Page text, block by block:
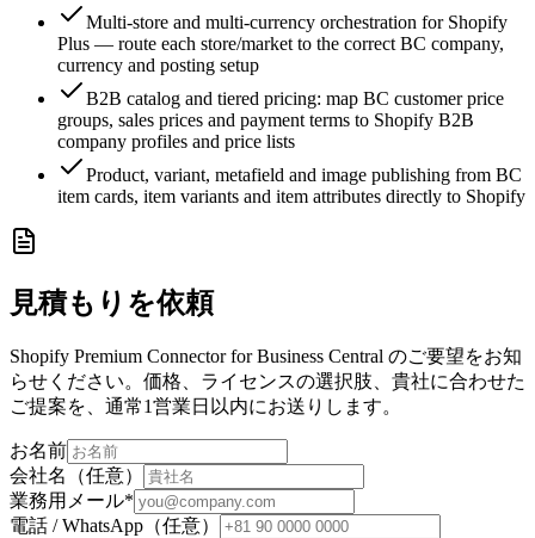
Multi-store and multi-currency orchestration for Shopify
Plus — route each store/market to the correct BC company,
currency and posting setup
B2B catalog and tiered pricing: map BC customer price
groups, sales prices and payment terms to Shopify B2B
company profiles and price lists
Product, variant, metafield and image publishing from BC
item cards, item variants and item attributes directly to Shopify
見積もりを依頼
Shopify Premium Connector for Business Central のご要望をお知
らせください。価格、ライセンスの選択肢、貴社に合わせた
ご提案を、通常1営業日以内にお送りします。
お名前
会社名（任意）
業務用メール*
電話 / WhatsApp（任意）